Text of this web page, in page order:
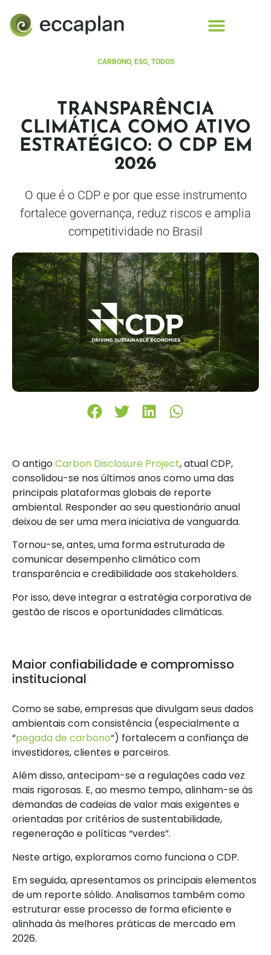
CARBONO, ESG, TODOS
TRANSPARÊNCIA
CLIMÁTICA COMO ATIVO
ESTRATÉGICO: O CDP EM
2026
O que é o CDP e por que esse instrumento
fortalece governança, reduz riscos e amplia
competitividade no Brasil
O antigoCarbon Disclosure Project, atual CDP,
consolidou-se nos últimos anos como uma das
principais plataformas globais de reporte
ambiental. Responder ao seu questionário anual
deixou de ser uma mera iniciativa de vanguarda.
Tornou-se, antes, uma forma estruturada de
comunicar desempenho climático com
transparência e credibilidade aos stakeholders.
Por isso, deve integrar a estratégia corporativa de
gestão de riscos e oportunidades climáticas.
Maior confiabilidade e compromisso
institucional
Como se sabe, empresas que divulgam seus dados
ambientais com consistência (especialmente a
“pegada de carbono“) fortalecem a confiança de
investidores, clientes e parceiros.
Além disso, antecipam-se a regulações cada vez
mais rigorosas. E, ao mesmo tempo, alinham-se às
demandas de cadeias de valor mais exigentes e
orientadas por critérios de sustentabilidade,
regeneração e políticas “verdes”.
Neste artigo, exploramos como funciona o CDP.
Em seguida, apresentamos os principais elementos
de um reporte sólido. Analisamos também como
estruturar esse processo de forma eficiente e
alinhada às melhores práticas de mercado em
2026.